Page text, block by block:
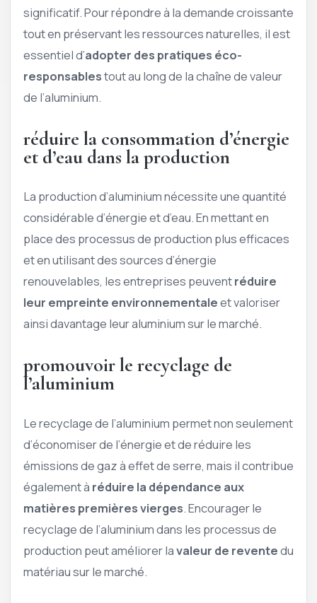
significatif. Pour répondre à la demande croissante
tout en préservant les ressources naturelles, il est
essentiel d’adopter des pratiques éco-
responsablestout au long de la chaîne de valeur
de l’aluminium.
réduire la consommation d’énergie
et d’eau dans la production
La production d’aluminium nécessite une quantité
considérable d’énergie et d’eau. En mettant en
place des processus de production plus efficaces
et en utilisant des sources d’énergie
renouvelables, les entreprises peuventréduire
leur empreinte environnementaleet valoriser
ainsi davantage leur aluminium sur le marché.
promouvoir le recyclage de
l’aluminium
Le recyclage de l’aluminium permet non seulement
d’économiser de l’énergie et de réduire les
émissions de gaz à effet de serre, mais il contribue
également à réduire la dépendance aux
matières premières vierges. Encourager le
recyclage de l’aluminium dans les processus de
production peut améliorer lavaleur de reventedu
matériau sur le marché.